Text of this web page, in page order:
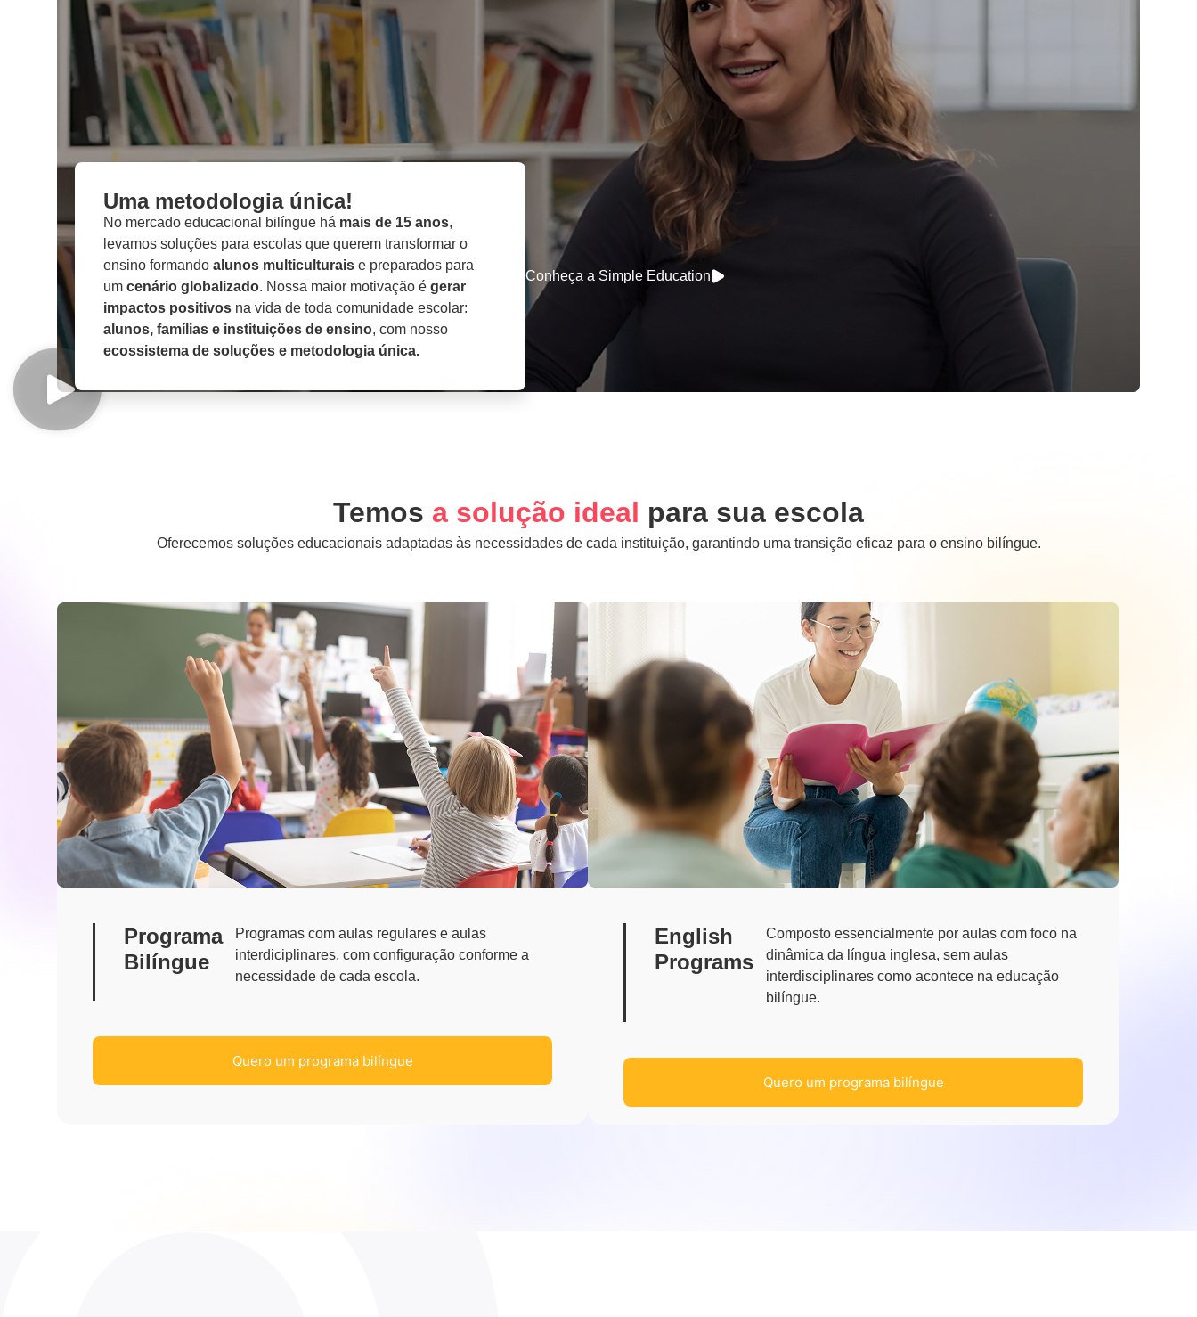
Uma metodologia única!
No mercado educacional bilíngue há mais de 15 anos,
levamos soluções para escolas que querem transformar o
ensino formando alunos multiculturais e preparados para
um cenário globalizado. Nossa maior motivação é gerar
impactos positivos na vida de toda comunidade escolar:
alunos, famílias e instituições de ensino, com nosso
ecossistema de soluções e metodologia única.
Conheça a Simple Education
Temos a solução ideal para sua escola
Oferecemos soluções educacionais adaptadas às necessidades de cada instituição, garantindo uma transição eficaz para o ensino bilíngue.
Programa
Bilíngue
Programas com aulas regulares e aulas
interdiciplinares, com configuração conforme a
necessidade de cada escola.
Quero um programa bilíngue
English
Programs
Composto essencialmente por aulas com foco na
dinâmica da língua inglesa, sem aulas
interdisciplinares como acontece na educação
bilíngue.
Quero um programa bilíngue